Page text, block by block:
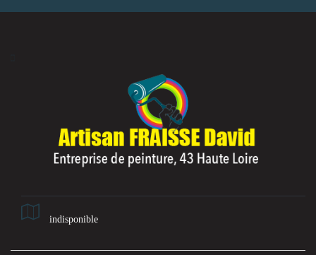
indisponible